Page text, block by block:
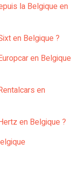
la Belgique en
en Belgique ?
en Belgique
en
en Belgique ?